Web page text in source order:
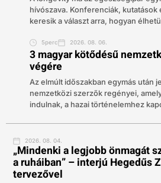
hívószava. Konferenciák,
keresik a választ arra, hogyan
5perc 2026. 08. 06.
3 magyar kötődésű
végére
Az elmúlt időszakban egymás után
nemzetközi szerzők regényei,
indulnak, a hazai történelemhez
2026. 08. 04.
„Mindenki a legjobb önmagát
a ruháiban” – interjú Hegedűs
tervezővel